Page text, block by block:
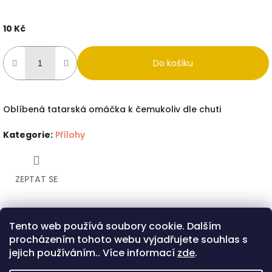
Tento web používá soubory cookie. Dalším
procházením tohoto webu vyjadřujete souhlas s
jejich používáním.. Více informací zde.
10 Kč
cena:
Do košíku
Oblíbená tatarská omáčka k čemukoliv dle chuti
Kategorie: Přílohy
ZEPTAT SE
TwitterFacebook
Popis
Související (2) Diskuze